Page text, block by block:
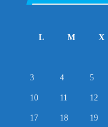
L
M X
3 4 5
10 11 12
17 18 19